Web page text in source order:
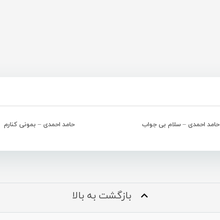
حامد احمدی – سلام بی جواب حامد احمدی – بمونی کنارم
بازگشت به بالا